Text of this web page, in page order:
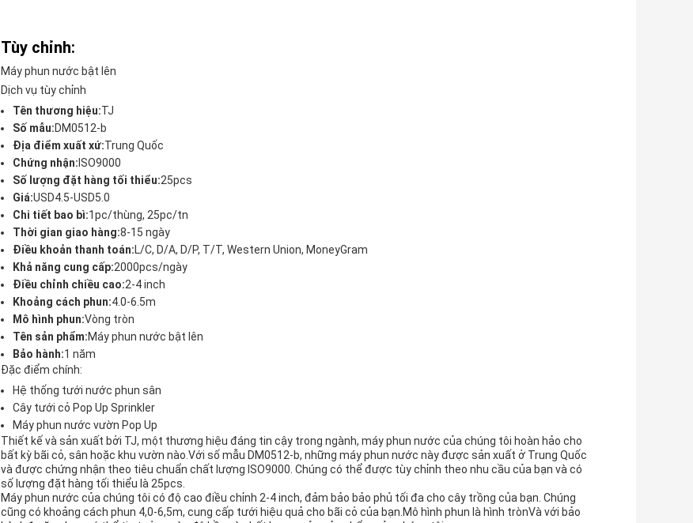
Tùy chỉnh:
Máy phun nước bật lên
Dịch vụ tùy chỉnh
Tên thương hiệu:TJ
Số mẫu:DM0512-b
Địa điểm xuất xứ:Trung Quốc
Chứng nhận: ISO9000
Số lượng đặt hàng tối thiểu:25pcs
Giá:USD4.5-USD5.0
Chi tiết bao bì:1pc/thùng, 25pc/tn
Thời gian giao hàng:8-15 ngày
Điều khoản thanh toán:L/C, D/A, D/P, T/T, Western Union, MoneyGram
Khả năng cung cấp:2000pcs/ngày
Điều chỉnh chiều cao:2-4 inch
Khoảng cách phun:4.0-6.5m
Mô hình phun:Vòng tròn
Tên sản phẩm:Máy phun nước bật lên
Bảo hành:1 năm
Đặc điểm chính:
Hệ thống tưới nước phun sân
Cây tưới cỏ Pop Up Sprinkler
Máy phun nước vườn Pop Up
Thiết kế và sản xuất bởi TJ, một thương hiệu đáng tin cậy trong ngành, máy phun nước của chúng tôi hoàn hảo cho
bất kỳ bãi cỏ, sân hoặc khu vườn nào.Với số mẫu DM0512-b, những máy phun nước này được sản xuất ở Trung Quốc
và được chứng nhận theo tiêu chuẩn chất lượng ISO9000. Chúng có thể được tùy chỉnh theo nhu cầu của bạn và có
số lượng đặt hàng tối thiểu là 25pcs.
Máy phun nước của chúng tôi có độ cao điều chỉnh 2-4 inch, đảm bảo bảo phủ tối đa cho cây trồng của bạn. Chúng
cũng có khoảng cách phun 4,0-6,5m, cung cấp tưới hiệu quả cho bãi cỏ của bạn.Mô hình phun là hình trònVà với bảo